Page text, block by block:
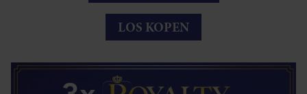
LOS KOPEN